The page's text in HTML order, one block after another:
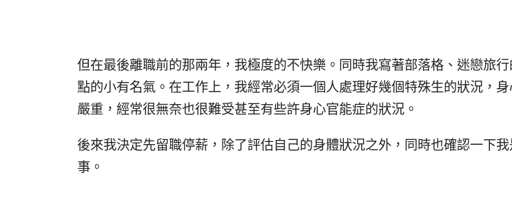
但在最後離職前的那兩年，我極度的不快樂。同時我寫著部落格、迷戀旅
點的小有名氣。在工作上，我經常必須一個人處理好幾個特殊生的狀況，
嚴重，經常很無奈也很難受甚至有些許身心官能症的狀況。
後來我決定先留職停薪，除了評估自己的身體狀況之外，同時也確認一下
事。